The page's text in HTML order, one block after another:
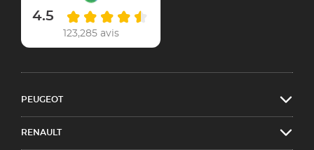
4.5
123,285 avis
PEUGEOT
RENAULT